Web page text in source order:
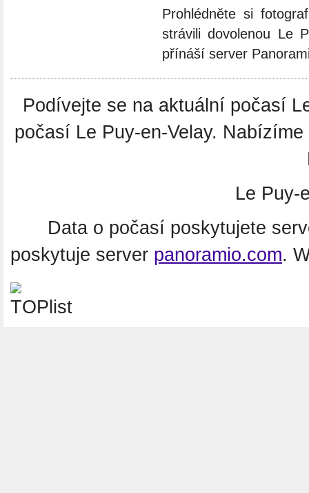
Prohlédněte si
strávili dovolenou Le
přínáší server
Podívejte se na aktuální počasí
počasí Le Puy-en-Velay.
Le Puy-
Data o počasí poskytujete
poskytuje server panoramio.com.